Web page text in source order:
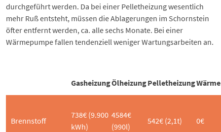
durchgeführt werden. Da bei einer Pelletheizungwesentlich
mehr Ruß entsteht, müssen die Ablagerungen im Schornstein
öfter entfernt werden, ca. alle sechs Monate. Bei einer
Wärmepumpe fallen tendenziell weniger Wartungsarbeiten an.
GasheizungÖlheizungPelletheizung
Brennstoff
738€ (9.900
kWh)
4584€
(990l)
542€ (2,1t) 0€